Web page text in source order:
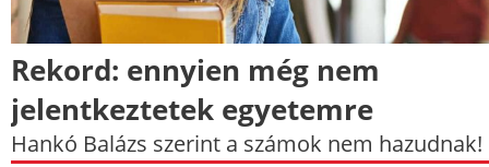
Rekord: ennyien még nem
jelentkeztetek egyetemre
Hankó Balázs szerint a számok nem hazudnak!